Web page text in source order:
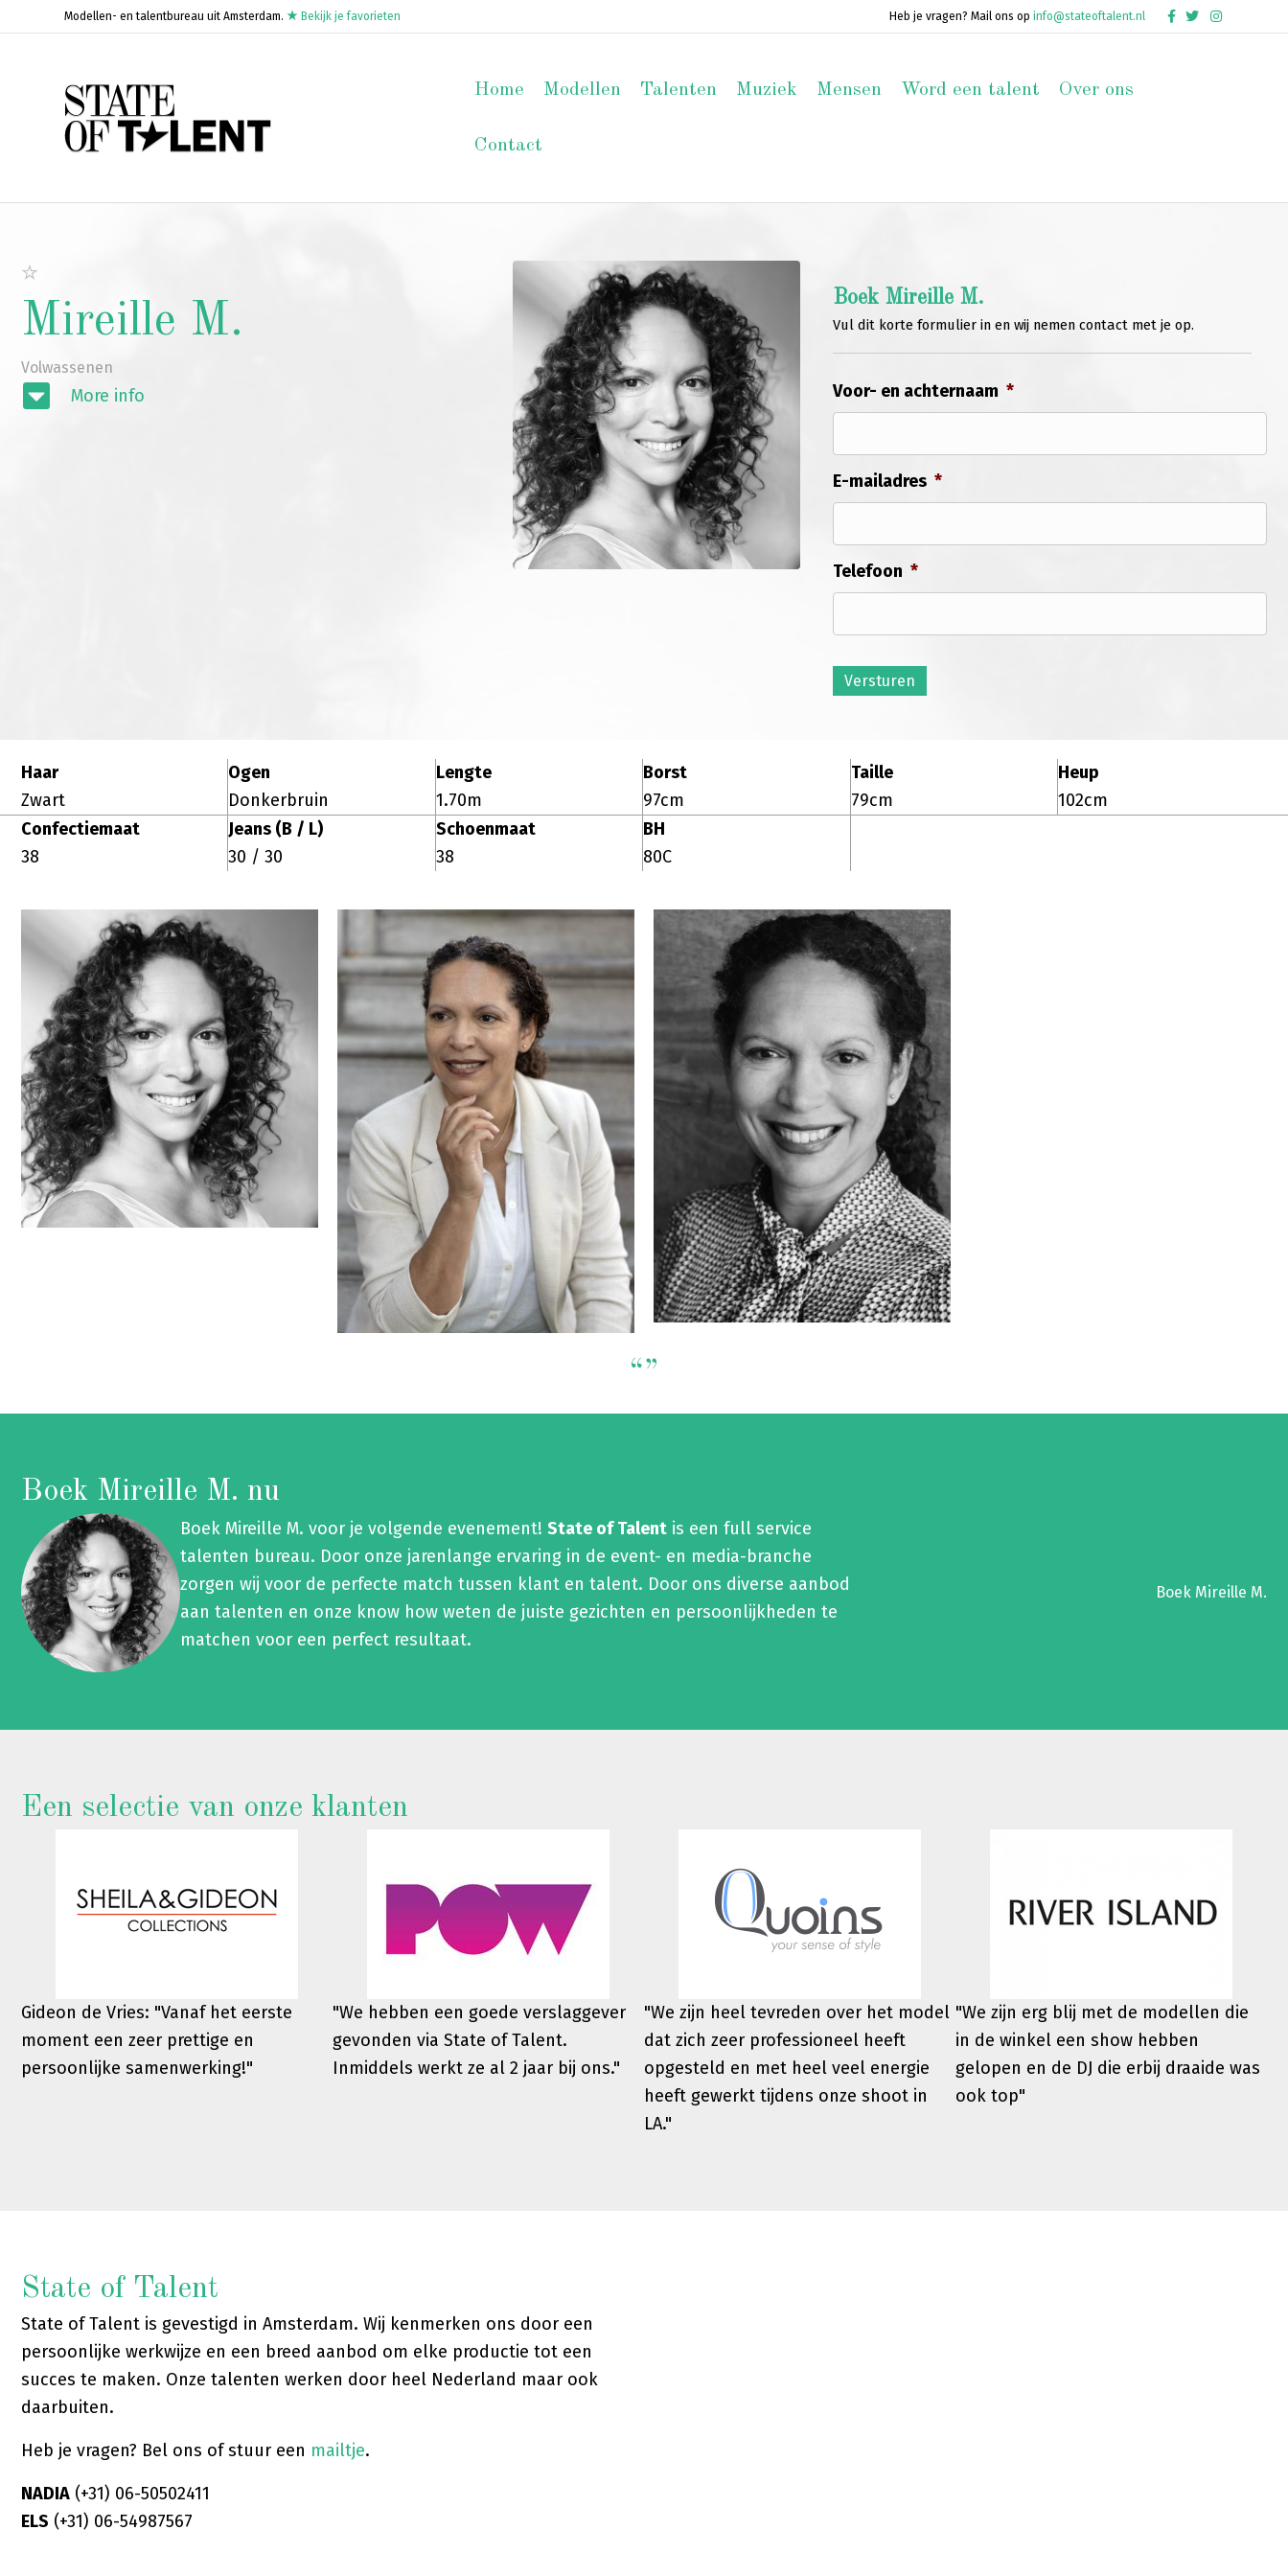
Modellen- en talentbureau uit Amsterdam. Bekijk je favorieten Heb je vragen? Mail ons op info@stateoftalent.nl Facebook
TwitterInstagram
Home Modellen Talenten Muziek Mensen Word een talent Over ons
Contact
Mireille M.
Volwassenen
More info
Boek Mireille M.
Vul dit korte formulier in en wij nemen contact met je op.
Voor- en achternaam *
E-mailadres *
Telefoon *
Versturen
Haar
Zwart
Ogen
Donkerbruin
Lengte
1.70m
Borst
97cm
Taille
79cm
Heup
102cm
Confectiemaat
38
Jeans (B / L)
30 / 30
Schoenmaat
38
BH
80C
“”
Boek Mireille M. nu
Boek Mireille M. voor je volgende evenement!State of Talent is een full service
talenten bureau. Door onze jarenlange ervaring in de event- en media-branche
zorgen wij voor de perfecte match tussen klant en talent. Door ons diverse aanbod
aan talenten en onze know how weten de juiste gezichten en persoonlijkheden te
matchen voor een perfect resultaat.
Boek Mireille M.
Een selectie van onze klanten
Gideon de Vries: "Vanaf het eerste
moment een zeer prettige en
persoonlijke samenwerking!"
"We hebben een goede verslaggever
gevonden via State of Talent.
Inmiddels werkt ze al 2 jaar bij ons."
"We zijn heel tevreden over het model
dat zich zeer professioneel heeft
opgesteld en met heel veel energie
heeft gewerkt tijdens onze shoot in
LA."
"We zijn erg blij met de modellen die
in de winkel een show hebben
gelopen en de DJ die erbij draaide was
ook top"
State of Talent
State of Talent is gevestigd in Amsterdam. Wij kenmerken ons door een
persoonlijke werkwijze en een breed aanbod om elke productie tot een
succes te maken. Onze talenten werken door heel Nederland maar ook
daarbuiten.
Heb je vragen? Bel ons of stuur een mailtje.
NADIA (+31) 06-50502411
ELS (+31) 06-54987567